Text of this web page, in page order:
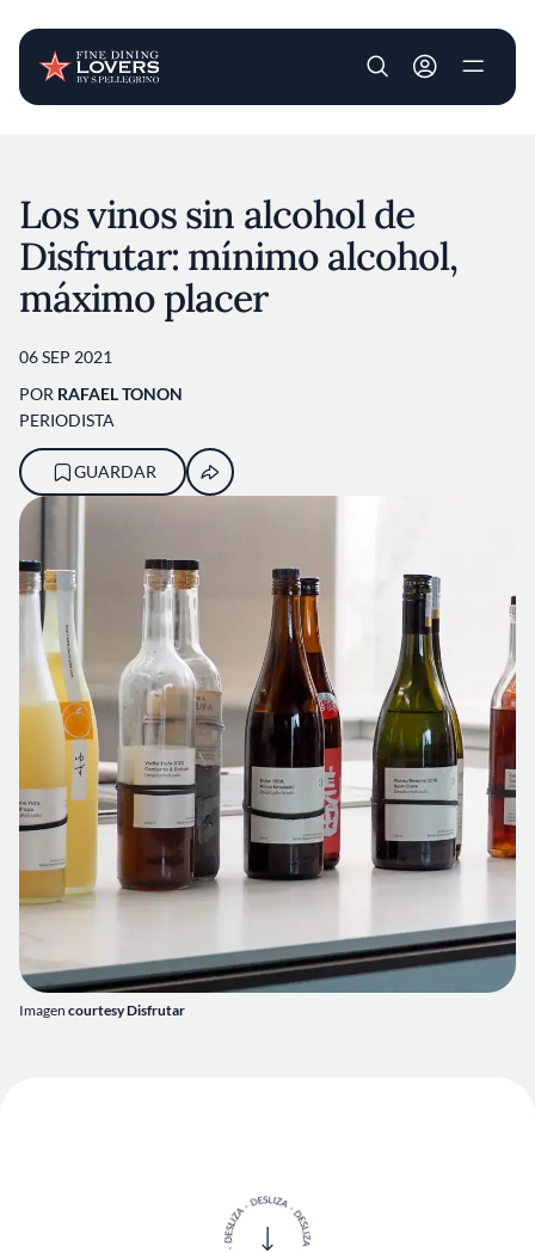
User account
Imagen courtesy Disfrutar
Los vinos sin alcohol de
Disfrutar: mínimo alcohol,
máximo placer
06 SEP 2021
POR RAFAEL TONON
PERIODISTA
GUARDAR